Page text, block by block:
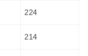
224
214